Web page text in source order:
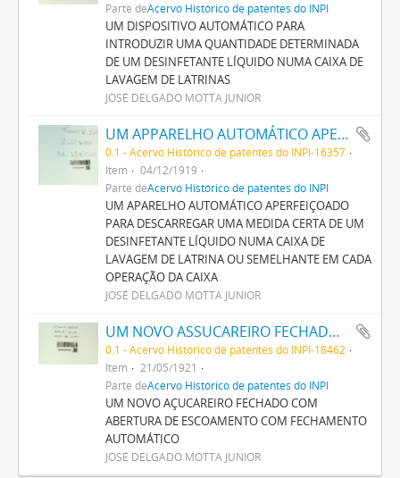
Parte deAcervo Histórico de patentes do INPI
UM DISPOSITIVO AUTOMÁTICO PARA
INTRODUZIR UMA QUANTIDADE DETERMINADA
DE UM DESINFETANTE LÍQUIDO NUMA CAIXA DE
LAVAGEM DE LATRINAS
JOSÉ DELGADO MOTTA JUNIOR
UM APPARELHO AUTOMÁTICO APERFEIÇOADO PARA DESCARREGAR UMA MEDIDA CERTA DE UM DESINFECTANTE LIQUIDO NUMA CAIXA DE LAVAGEM DE LATRINA OU SEMELHANTE EM CADA OPERAÇÃO DA CAIXA
0.1 - Acervo Histórico de patentes do INPI-16357
Item
04/12/1919
Parte deAcervo Histórico de patentes do INPI
UM APARELHO AUTOMÁTICO APERFEIÇOADO
PARA DESCARREGAR UMA MEDIDA CERTA DE UM
DESINFETANTE LÍQUIDO NUMA CAIXA DE
LAVAGEM DE LATRINA OU SEMELHANTE EM CADA
OPERAÇÃO DA CAIXA
JOSÉ DELGADO MOTTA JUNIOR
UM NOVO ASSUCAREIRO FECHADO COM ABERTURA DE ESCOAMENTO COM FECHAMENTO AUTOMATICO
0.1 - Acervo Histórico de patentes do INPI-18462
Item
21/05/1921
Parte deAcervo Histórico de patentes do INPI
UM NOVO AÇUCAREIRO FECHADO COM
ABERTURA DE ESCOAMENTO COM FECHAMENTO
AUTOMÁTICO
JOSÉ DELGADO MOTTA JUNIOR